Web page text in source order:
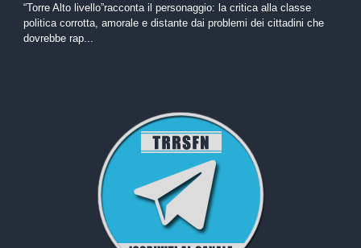
“Torre Alto livello”racconta il personaggio: la critica alla classe
politica corrotta, amorale e distante dai problemi dei cittadini che
dovrebbe rap...